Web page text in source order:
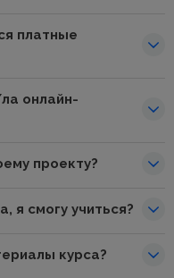
платные
онлайн-
проекту?
я смогу учиться?
курса?